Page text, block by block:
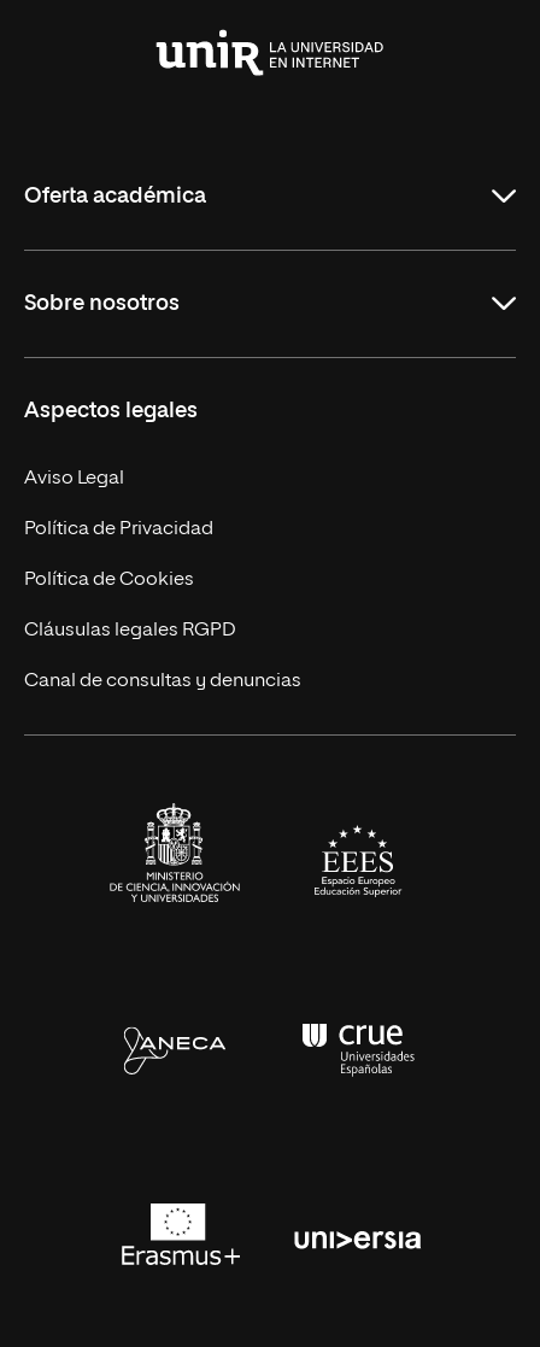
Oferta académica
Másteres Oficiales
Doctorados
Experto Universitario
Postgrados
Cursos Universitarios
Sobre nosotros
Facultades
Nuestro Equipo
Trabaja en UNIR
Actualidad
UNIR Revista
Eventos
Aspectos legales
Aviso Legal
Política de Privacidad
Política de Cookies
Cláusulas legales RGPD
Canal de consultas y denuncias